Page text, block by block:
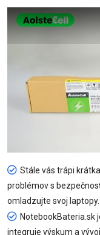
Stále vás trápi
problémov s
omladzujte svoj laptopy.
NotebookBateria.sk
integruje výskum a